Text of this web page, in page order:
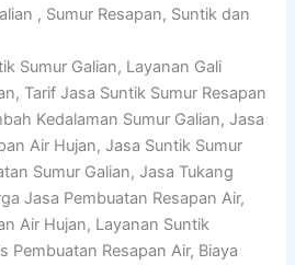
, Sumur Resapan, Suntik dan
Sumur Galian, Layanan Gali
Tarif Jasa Suntik Sumur Resapan
Kedalaman Sumur Galian, Jasa
Air Hujan, Jasa Suntik Sumur
Sumur Galian, Jasa Tukang
Jasa Pembuatan Resapan Air,
Air Hujan, Layanan Suntik
Pembuatan Resapan Air, Biaya